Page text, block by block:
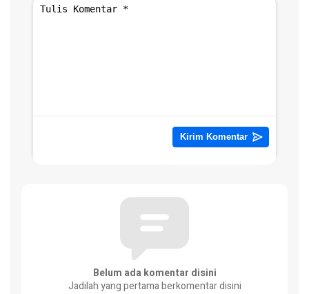
Belum ada komentar disini
Jadilah yang pertama berkomentar disini